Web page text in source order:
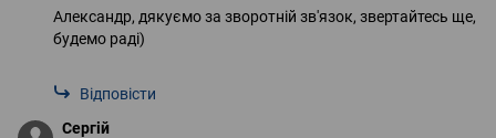
Александр, дякуємо за зворотній зв'язок, звертайтесь ще,
будемо раді)
Відповісти
Сергій